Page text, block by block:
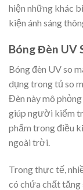
hiện những khác
kiện ánh sáng
Bóng Đèn UV
Bóng đèn UV so
dụng trong tủ so
Đèn này mô
giúp người kiểm
phẩm trong điều
ngoài trời.
Trong thực tế,
có chứa chất tăng